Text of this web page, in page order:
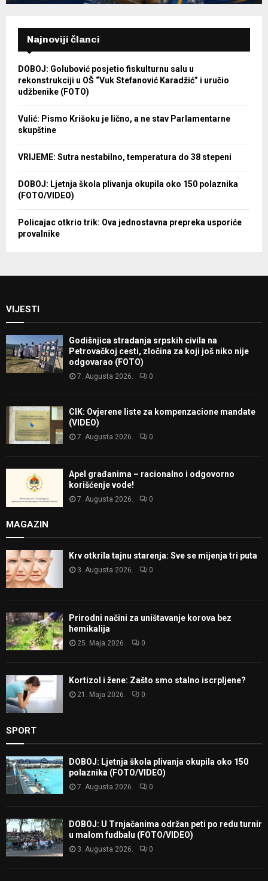
Najnoviji članci
DOBOJ: Golubović posjetio fiskulturnu salu u
rekonstrukciji u OŠ “Vuk Stefanović Karadžić” i uručio
udžbenike (FOTO)
Vulić: Pismo Krišoku je lično, a ne stav Parlamentarne
skupštine
VRIJEME: Sutra nestabilno, temperatura do 38 stepeni
DOBOJ: Ljetnja škola plivanja okupila oko 150 polaznika
(FOTO/VIDEO)
Policajac otkrio trik: Ova jednostavna prepreka usporiće
provalnike
VIJESTI
Godišnjica stradanja srpskih civila na
Petrovačkoj cesti, zločina za koji još niko nije
odgovarao (FOTO)
7. Augusta 2026. 0
CIK: Ovjerene liste za kompenzacione mandate
(VIDEO)
7. Augusta 2026. 0
Apel građanima – racionalno i odgovorno
korišćenje vode!
7. Augusta 2026. 0
MAGAZIN
Krv otkrila tajnu starenja: Sve se mijenja tri puta
3. Augusta 2026. 0
Prirodni načini za uništavanje korova bez
hemikalija
25. Maja 2026. 0
Kortizol i žene: Zašto smo stalno iscrpljene?
21. Maja 2026. 0
SPORT
DOBOJ: Ljetnja škola plivanja okupila oko 150
polaznika (FOTO/VIDEO)
7. Augusta 2026. 0
DOBOJ: U Trnjačanima održan peti po redu turnir
u malom fudbalu (FOTO/VIDEO)
3. Augusta 2026. 0